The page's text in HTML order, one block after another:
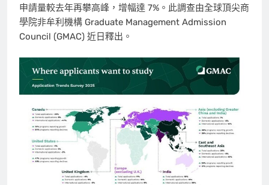
申請量較去年再攀高峰，增幅達 7%。此調查由全球頂尖商
學院非牟利機構 Graduate Management Admission
Council (GMAC) 近日釋出。